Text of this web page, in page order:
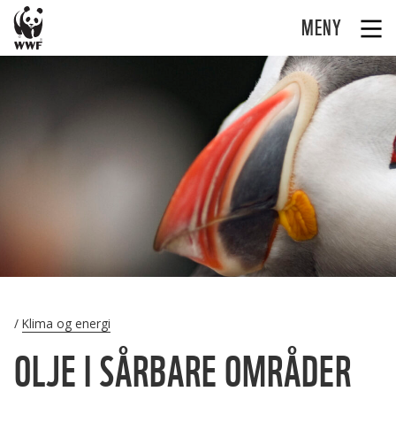
MENY
Klima og energi
OLJE I SÅRBARE OMRÅDER